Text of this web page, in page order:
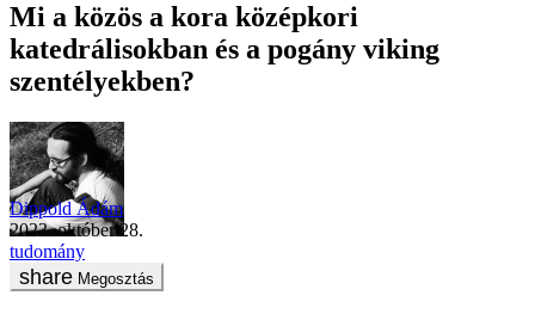
Mi a közös a kora középkori
katedrálisokban és a pogány viking
szentélyekben?
Dippold Ádám
2023. október 28.
tudomány
Megosztás